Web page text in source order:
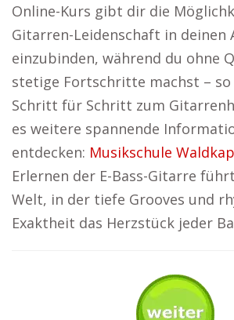
Online-Kurs gibt dir die
Gitarren-Leidenschaft in deinen
einzubinden, während du ohne
stetige Fortschritte machst –
Schritt für Schritt zum
es weitere spannende
entdecken: Musikschule
Erlernen der E-Bass-Gitarre
Welt, in der tiefe Grooves und
Exaktheit das Herzstück jeder